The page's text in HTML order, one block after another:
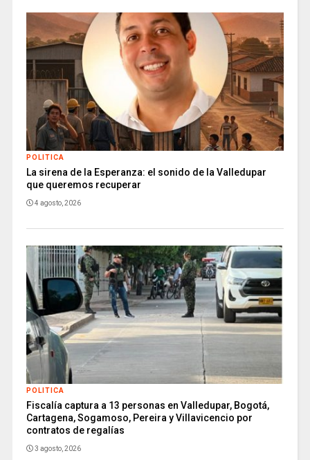
POLITICA
La sirena de la Esperanza: el sonido de la Valledupar
que queremos recuperar
4 agosto, 2026
POLITICA
Fiscalía captura a 13 personas en Valledupar, Bogotá,
Cartagena, Sogamoso, Pereira y Villavicencio por
contratos de regalías
3 agosto, 2026